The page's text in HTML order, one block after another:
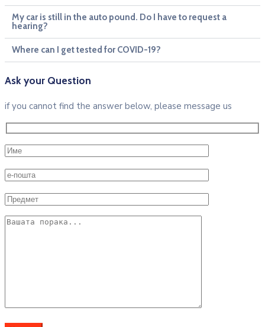
My car is still in the auto pound. Do I have to request a
hearing?
Where can I get tested for COVID-19?
Ask your Question
if you cannot find the answer below, please message us